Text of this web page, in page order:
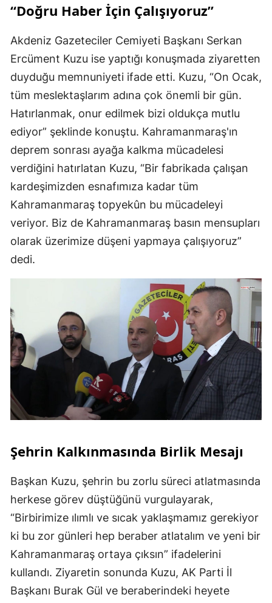
“Doğru Haber İçin Çalışıyoruz”
Akdeniz Gazeteciler Cemiyeti Başkanı Serkan
Ercüment Kuzu ise yaptığı konuşmada ziyaretten
duyduğu memnuniyeti ifade etti. Kuzu, “On Ocak,
tüm meslektaşlarım adına çok önemli bir gün.
Hatırlanmak, onur edilmek bizi oldukça mutlu
ediyor” şeklinde konuştu. Kahramanmaraş'ın
deprem sonrası ayağa kalkma mücadelesi
verdiğini hatırlatan Kuzu, “Bir fabrikada çalışan
kardeşimizden esnafımıza kadar tüm
Kahramanmaraş topyekûn bu mücadeleyi
veriyor. Biz de Kahramanmaraş basın mensupları
olarak üzerimize düşeni yapmaya çalışıyoruz”
dedi.
Şehrin Kalkınmasında Birlik Mesajı
Başkan Kuzu, şehrin bu zorlu süreci atlatmasında
herkese görev düştüğünü vurgulayarak,
“Birbirimize ılımlı ve sıcak yaklaşmamız gerekiyor
ki bu zor günleri hep beraber atlatalım ve yeni bir
Kahramanmaraş ortaya çıksın” ifadelerini
kullandı. Ziyaretin sonunda Kuzu, AK Parti İl
Başkanı Burak Gül ve beraberindeki heyete